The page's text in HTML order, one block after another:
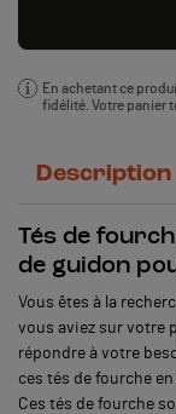
En achetant ce
fidélité. Votre panier
Description
Tés de
de guidon
Vous êtes à la
vous aviez sur votre
répondre à votre
ces tés de fourche
Ces tés de fourche